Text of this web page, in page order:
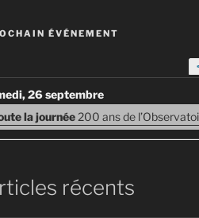
ÉVÉNEMENT
26 septembre
la journée 200 ans de
récents